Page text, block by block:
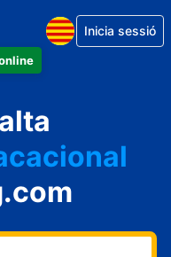
Inicia sessió